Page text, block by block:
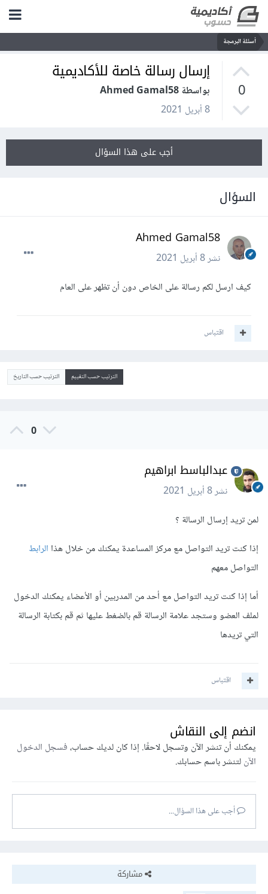
أسئلة البرمجة
0
إرسال رسالة خاصة للأكاديمية
بواسطة Ahmed Gamal58
8 أبريل 2021
أجب على هذا السؤال
السؤال
Ahmed Gamal58
نشر8 أبريل 2021
كيف ارسل لكم رسالة على الخاص دون أن تظهر على العام
اقتباس
الترتيب حسب التقييم الترتيب حسب التاريخ
0
عبدالباسط ابراهيم
نشر8 أبريل 2021
لمن تريد إرسال الرسالة ؟
إذا كنت تريد التواصل مع مركز المساعدة يمكنك من خلال هذا الرابط
التواصل معهم
أما إذا كنت تريد التواصل مع أحد من المدربين أو الأعضاء يمكنك الدخول
لملف العضو وستجد علامة الرسالة قم بالضغط عليها ثم قم بكتابة الرسالة
التي تريدها
اقتباس
انضم إلى النقاش
يمكنك أن تنشر الآن وتسجل لاحقًا. إذا كان لديك حساب،فسجل الدخول
الآنلتنشر باسم حسابك.
أجب على هذا السؤال...
مشاركة